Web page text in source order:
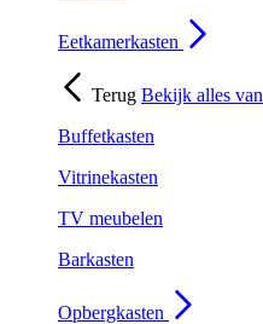
Eetkamerkasten
Terug Bekijk alles van
Buffetkasten
Vitrinekasten
TV meubelen
Barkasten
Opbergkasten